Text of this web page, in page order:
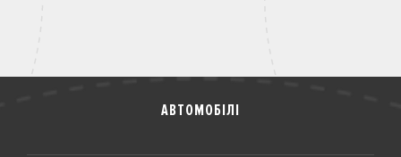
АВТОМОБІЛІ